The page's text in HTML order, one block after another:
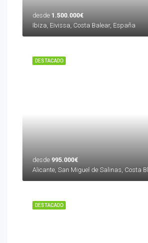
desde 1.500.000€
Ibiza, Eivissa, Costa Balear, España
DESTACADO
desde 995.000€
DESTACADO